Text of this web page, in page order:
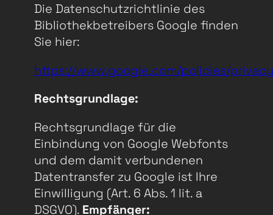
Die Datenschutzrichtlinie des
Bibliothekbetreibers Google finden
Sie hier:
https://www.google.com/policies/
Rechtsgrundlage:
Rechtsgrundlage für die
Einbindung von Google Webfonts
und dem damit verbundenen
Datentransfer zu Google ist Ihre
Einwilligung (Art. 6 Abs. 1 lit. a
DSGVO). Empfänger: